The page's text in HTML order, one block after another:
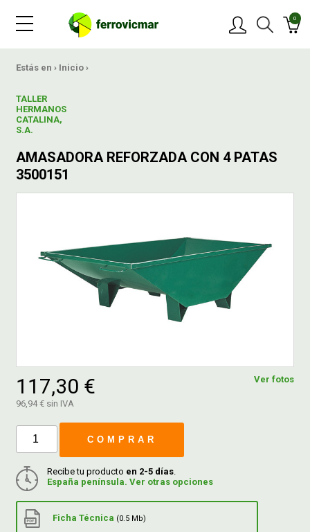
0
Estás en › Inicio ›
TALLER
HERMANOS
CATALINA,
S.A.
AMASADORA REFORZADA CON 4 PATAS
3500151
Ver fotos
117,30 €
96,94 € sin IVA
COMPRAR
Recibe tu producto en 2-5 días.
España península. Ver otras opciones
Ficha Técnica (0.5 Mb)
OFERTAS
NOVEDADES
CONTACTAR
CATÁLOGOS
GUÍAS